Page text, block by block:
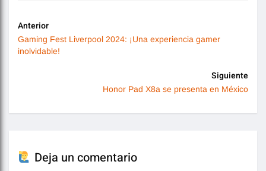
Anterior
Gaming Fest Liverpool 2024: ¡Una experiencia gamer
inolvidable!
Siguiente
Honor Pad X8a se presenta en México
Deja un comentario